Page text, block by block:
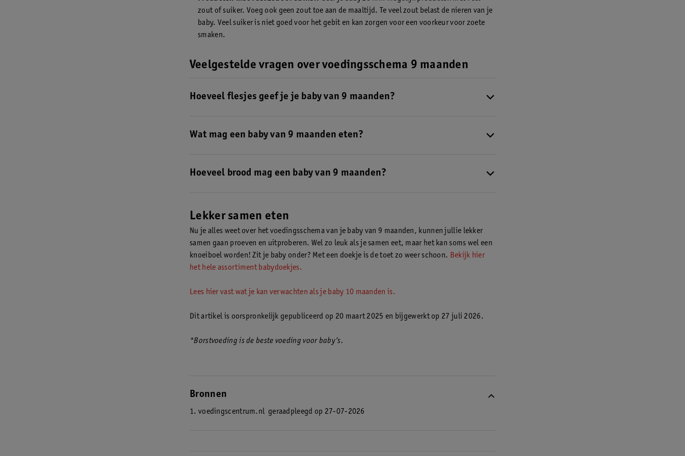
zout of suiker. Voeg ook geen zout toe aan de maaltijd. Te veel zout belast de nieren van je
baby. Veel suiker is niet goed voor het gebit en kan zorgen voor een voorkeur voor zoete
smaken.
Veelgestelde vragen over voedingsschema 9 maanden
Hoeveel flesjes geef je je baby van 9 maanden?
Wat mag een baby van 9 maanden eten?
maaltijd is een warme maaltijd.Bekijk hier het voedingsschema voor je baby van 9 maanden.
Hoeveel brood mag een baby van 9 maanden?
Lekker samen eten
Nu je alles weet over het voedingsschema van je baby van 9 maanden, kunnen jullie lekker
samen gaan proeven en uitproberen. Wel zo leuk als je samen eet, maar het kan soms wel een
knoeiboel worden! Zit je baby onder? Met een doekje is de toet zo weer schoon. Bekijk hier
het hele assortiment babydoekjes.
Lees hier vast wat je kan verwachten als je baby 10 maanden is.
Dit artikel is oorspronkelijk gepubliceerd op 20 maart 2025 en bijgewerkt op 27 juli 2026.
*Borstvoeding is de beste voeding voor baby’s.
Bronnen
1. voedingscentrum.nl geraadpleegd op 27-07-2026